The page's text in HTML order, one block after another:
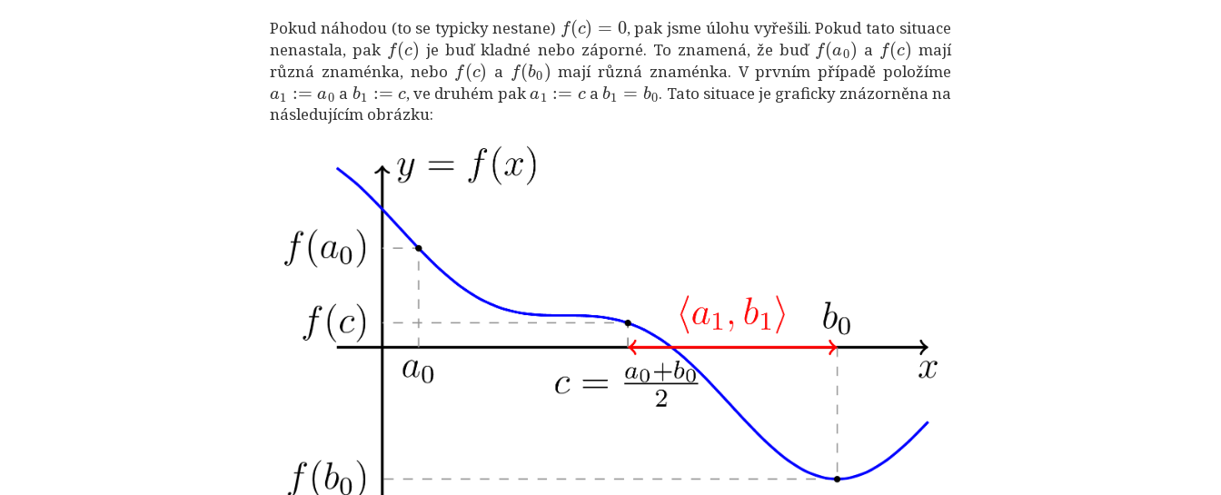
Pokud náhodou (to se typicky nestane)
(c )=
, pak jsme úlohu vyřešili. Pokud tato situace
nenastala, pak
f(c)
je buď kladné nebo záporné. To znamená, že buď
f(a0)
a
f(c)
mají
různá znaménka, nebo
f(c )
a
f(b 0)
mají různá znaménka. V prvním případě položíme
a1:=a 0
a
b1:=c
, ve druhém pak
a1 :=c
a
b1=b0
. Tato situace je graficky znázorněna na
následujícím obrázku: